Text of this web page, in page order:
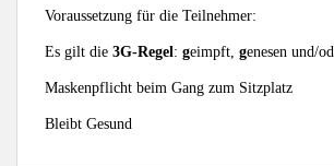
Voraussetzung für die Teilnehmer:
Es gilt die 3G-Regel : geimpft, genesen und/
Maskenpflicht beim Gang zum Sitzplatz
Bleibt Gesund